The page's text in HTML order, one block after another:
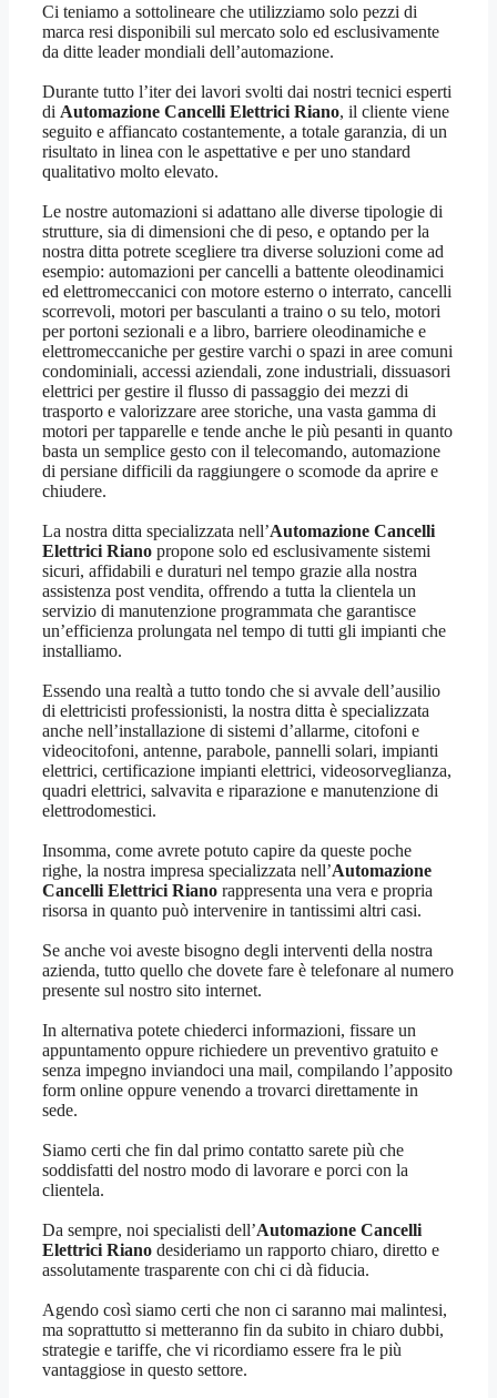
Ci teniamo a sottolineare che utilizziamo solo pezzi di
marca resi disponibili sul mercato solo ed esclusivamente
da ditte leader mondiali dell’automazione.
Durante tutto l’iter dei lavori svolti dai nostri tecnici esperti
di Automazione Cancelli Elettrici Riano, il cliente viene
seguito e affiancato costantemente, a totale garanzia, di un
risultato in linea con le aspettative e per uno standard
qualitativo molto elevato.
Le nostre automazioni si adattano alle diverse tipologie di
strutture, sia di dimensioni che di peso, e optando per la
nostra ditta potrete scegliere tra diverse soluzioni come ad
esempio: automazioni per cancelli a battente oleodinamici
ed elettromeccanici con motore esterno o interrato, cancelli
scorrevoli, motori per basculanti a traino o su telo, motori
per portoni sezionali e a libro, barriere oleodinamiche e
elettromeccaniche per gestire varchi o spazi in aree comuni
condominiali, accessi aziendali, zone industriali, dissuasori
elettrici per gestire il flusso di passaggio dei mezzi di
trasporto e valorizzare aree storiche, una vasta gamma di
motori per tapparelle e tende anche le più pesanti in quanto
basta un semplice gesto con il telecomando, automazione
di persiane difficili da raggiungere o scomode da aprire e
chiudere.
La nostra ditta specializzata nell’Automazione Cancelli
Elettrici Riano propone solo ed esclusivamente sistemi
sicuri, affidabili e duraturi nel tempo grazie alla nostra
assistenza post vendita, offrendo a tutta la clientela un
servizio di manutenzione programmata che garantisce
un’efficienza prolungata nel tempo di tutti gli impianti che
installiamo.
Essendo una realtà a tutto tondo che si avvale dell’ausilio
di elettricisti professionisti, la nostra ditta è specializzata
anche nell’installazione di sistemi d’allarme, citofoni e
videocitofoni, antenne, parabole, pannelli solari, impianti
elettrici, certificazione impianti elettrici, videosorveglianza,
quadri elettrici, salvavita e riparazione e manutenzione di
elettrodomestici.
Insomma, come avrete potuto capire da queste poche
righe, la nostra impresa specializzata nell’Automazione
Cancelli Elettrici Riano rappresenta una vera e propria
risorsa in quanto può intervenire in tantissimi altri casi.
Se anche voi aveste bisogno degli interventi della nostra
azienda, tutto quello che dovete fare è telefonare al numero
presente sul nostro sito internet.
In alternativa potete chiederci informazioni, fissare un
appuntamento oppure richiedere un preventivo gratuito e
senza impegno inviandoci una mail, compilando l’apposito
form online oppure venendo a trovarci direttamente in
sede.
Siamo certi che fin dal primo contatto sarete più che
soddisfatti del nostro modo di lavorare e porci con la
clientela.
Da sempre, noi specialisti dell’Automazione Cancelli
Elettrici Riano desideriamo un rapporto chiaro, diretto e
assolutamente trasparente con chi ci dà fiducia.
Agendo così siamo certi che non ci saranno mai malintesi,
ma soprattutto si metteranno fin da subito in chiaro dubbi,
strategie e tariffe, che vi ricordiamo essere fra le più
vantaggiose in questo settore.